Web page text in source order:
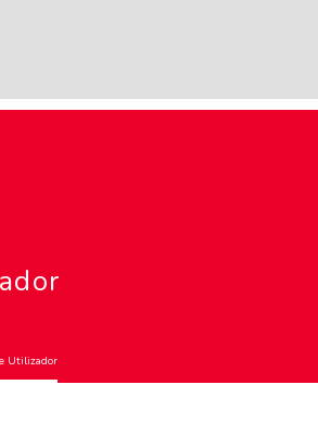
Utilizador